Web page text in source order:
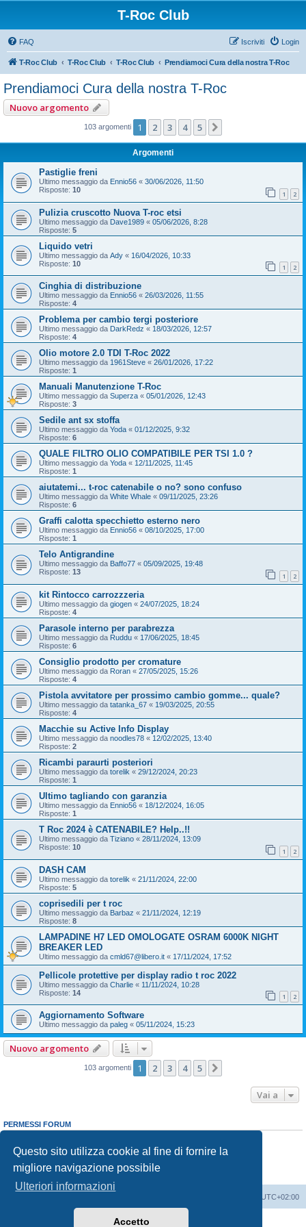
Questo sito utilizza cookie al fine di fornire la
migliore navigazione possibile
Ulteriori informazioni
Accetto
T-Roc Club
FAQ Login
Iscriviti
T-Roc Club T-Roc Club T-Roc Club Prendiamoci Cura della nostra T-Roc
Prendiamoci Cura della nostra T-Roc
Nuovo argomento
103 argomenti 1 2 3 4 5
Argomenti
Pastiglie freni
Ultimo messaggio da Ennio56 « 30/06/2026, 11:50
Risposte: 10 1 2
Pulizia cruscotto Nuova T-roc etsi
Ultimo messaggio da Dave1989 « 05/06/2026, 8:28
Risposte: 5
Liquido vetri
Ultimo messaggio da Ady « 16/04/2026, 10:33
Risposte: 10 1 2
Cinghia di distribuzione
Ultimo messaggio da Ennio56 « 26/03/2026, 11:55
Risposte: 4
Problema per cambio tergi posteriore
Ultimo messaggio da DarkRedz « 18/03/2026, 12:57
Risposte: 4
Olio motore 2.0 TDI T-Roc 2022
Ultimo messaggio da 1961Steve « 26/01/2026, 17:22
Risposte: 1
Manuali Manutenzione T-Roc
Ultimo messaggio da Superza « 05/01/2026, 12:43
Risposte: 3
Sedile ant sx stoffa
Ultimo messaggio da Yoda « 01/12/2025, 9:32
Risposte: 6
QUALE FILTRO OLIO COMPATIBILE PER TSI 1.0 ?
Ultimo messaggio da Yoda « 12/11/2025, 11:45
Risposte: 1
aiutatemi... t-roc catenabile o no? sono confuso
Ultimo messaggio da White Whale « 09/11/2025, 23:26
Risposte: 6
Graffi calotta specchietto esterno nero
Ultimo messaggio da Ennio56 « 08/10/2025, 17:00
Risposte: 1
Telo Antigrandine
Ultimo messaggio da Baffo77 « 05/09/2025, 19:48
Risposte: 13 1 2
kit Rintocco carrozzzeria
Ultimo messaggio da giogen « 24/07/2025, 18:24
Risposte: 4
Parasole interno per parabrezza
Ultimo messaggio da Ruddu « 17/06/2025, 18:45
Risposte: 6
Consiglio prodotto per cromature
Ultimo messaggio da Roran « 27/05/2025, 15:26
Risposte: 4
Pistola avvitatore per prossimo cambio gomme... quale?
Ultimo messaggio da tatanka_67 « 19/03/2025, 20:55
Risposte: 4
Macchie su Active Info Display
Ultimo messaggio da noodles78 « 12/02/2025, 13:40
Risposte: 2
Ricambi paraurti posteriori
Ultimo messaggio da torelik « 29/12/2024, 20:23
Risposte: 1
Ultimo tagliando con garanzia
Ultimo messaggio da Ennio56 « 18/12/2024, 16:05
Risposte: 1
T Roc 2024 è CATENABILE? Help..!!
Ultimo messaggio da Tiziano « 28/11/2024, 13:09
Risposte: 10 1 2
DASH CAM
Ultimo messaggio da torelik « 21/11/2024, 22:00
Risposte: 5
coprisedili per t roc
Ultimo messaggio da Barbaz « 21/11/2024, 12:19
Risposte: 8
LAMPADINE H7 LED OMOLOGATE OSRAM 6000K NIGHT
BREAKER LED
Ultimo messaggio da cmld67@libero.it « 17/11/2024, 17:52
Pellicole protettive per display radio t roc 2022
Ultimo messaggio da Charlie « 11/11/2024, 10:28
Risposte: 14 1 2
Aggiornamento Software
Ultimo messaggio da paleg « 05/11/2024, 15:23
Nuovo argomento
103 argomenti 1 2 3 4 5
Vai a
PERMESSI FORUM
Non puoi
rispondere negli argomenti
Non puoimodificare i tuoi messaggi
Non puoicancellare i tuoi messaggi
Non puoi
inviare allegati
UTC+02:00
phpBB® Forum Software © phpBB Limited